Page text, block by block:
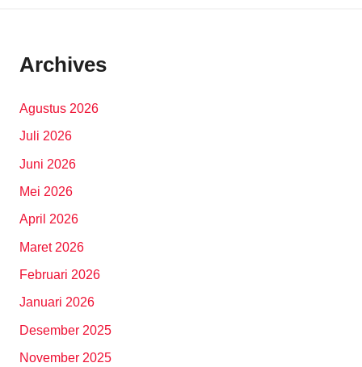
Archives
Agustus 2026
Juli 2026
Juni 2026
Mei 2026
April 2026
Maret 2026
Februari 2026
Januari 2026
Desember 2025
November 2025